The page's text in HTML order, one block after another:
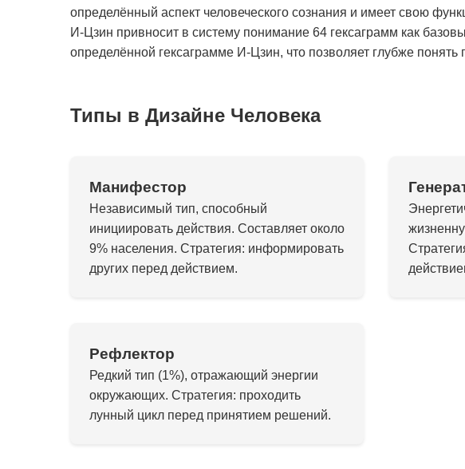
определённый аспект человеческого сознания и имеет свою
И-Цзин привносит в систему понимание 64 гексаграмм как
определённой гексаграмме И-Цзин, что позволяет глубже понять
Типы в Дизайне Человека
Манифестор
Независимый тип, способный
инициировать действия. Составляет около
9% населения. Стратегия: информировать
других перед действием.
Рефлектор
Редкий тип (1%), отражающий энергии
окружающих. Стратегия: проходить
лунный цикл перед принятием решений.